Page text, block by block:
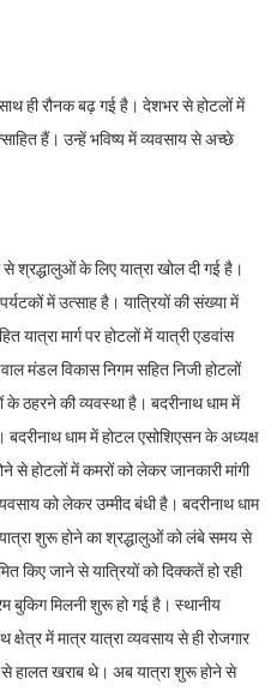
ही रौनक बढ़ गई है। देशभर से होटलों में
हैं। उन्हें भविष्य में व्यवसाय से अच्छे
श्रद्धालुओं के लिए यात्रा खोल दी गई है।
में उत्साह है। यात्रियों की संख्या में
यात्रा मार्ग पर होटलों में यात्री एडवांस
मंडल विकास निगम सहित निजी होटलों
ठहरने की व्यवस्था है। बदरीनाथ धाम में
धाम में होटल एसोशिएसन के अध्यक्ष
होटलों में कमरों को लेकर जानकारी मांगी
को लेकर उम्मीद बंधी है। बदरीनाथ धाम
शुरू होने का श्रद्धालुओं को लंबे समय से
किए जाने से यात्रियों को दिक्कतें हो रही
बुकिग मिलनी शुरू हो गई है। स्थानीय
क्षेत्र में मात्र यात्रा व्यवसाय से ही रोजगार
से हालत खराब थे। अब यात्रा शुरू होने से